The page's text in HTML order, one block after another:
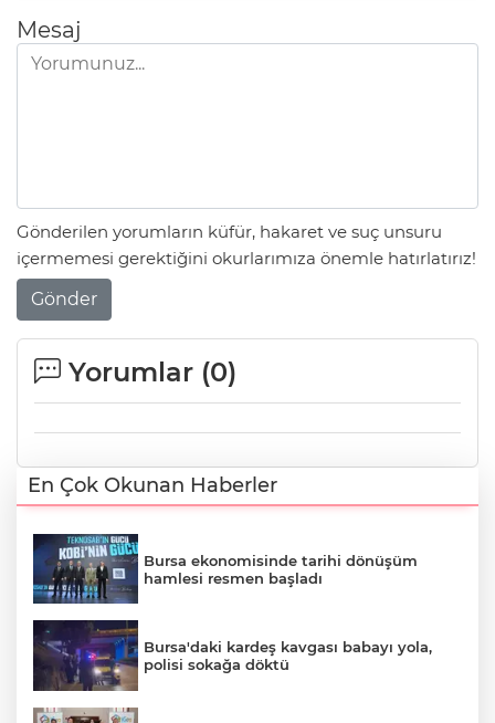
Mesaj
Gönderilen yorumların küfür, hakaret ve suç unsuru
içermemesi gerektiğini okurlarımıza önemle hatırlatırız!
Gönder
Yorumlar (0)
En Çok Okunan Haberler
Bursa ekonomisinde tarihi dönüşüm
hamlesi resmen başladı
Bursa'daki kardeş kavgası babayı yola,
polisi sokağa döktü